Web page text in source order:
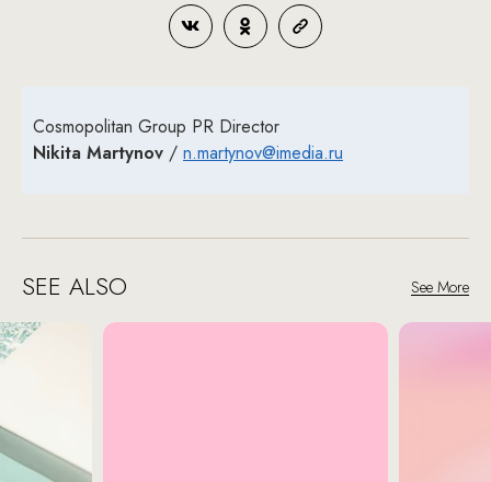
Cosmopolitan Group PR Director
Nikita Martynov / n.martynov@imedia.ru
SEE ALSO See More